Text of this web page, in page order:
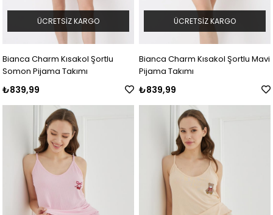
Bianca Charm Kısakol Şortlu
Somon Pijama Takımı
₺839,99
ÜCRETSIZ KARGO
Bianca Charm Kısakol Şortlu Mavi
Pijama Takımı
₺839,99
ÜCRETSIZ KARGO